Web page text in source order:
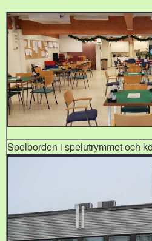
Spelborden i spelutrymmet och